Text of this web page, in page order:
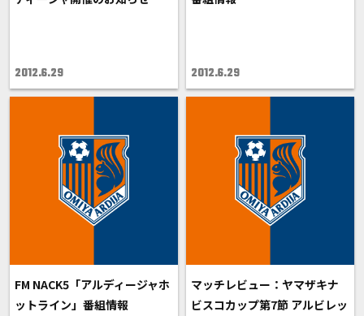
2012.6.29 2012.6.29
FM NACK5「アルディージャホ
ットライン」番組情報
マッチレビュー：ヤマザキナ
ビスコカップ第7節 アルビレッ